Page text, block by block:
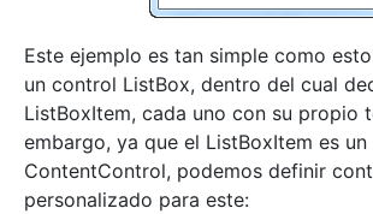
Este ejemplo es tan simple como
un control ListBox, dentro del cual
ListBoxItem, cada uno con su propio
embargo, ya que el ListBoxItem es un
ContentControl, podemos definir
personalizado para este: